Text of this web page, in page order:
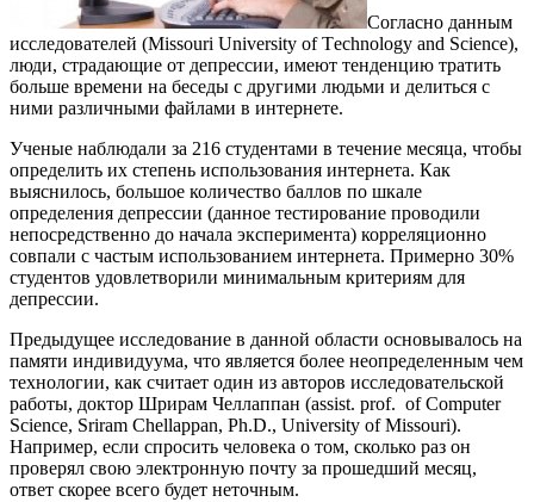
Согласно данным
исследователей (Missouri University of Тechnology and Science),
люди, страдающие от депрессии, имеют тенденцию тратить
больше времени на беседы с другими людьми и делиться с
ними различными файлами в интернете.
Ученые наблюдали за 216 студентами в течение месяца, чтобы
определить их степень использования интернета. Как
выяснилось, большое количество баллов по шкале
определения депрессии (данное тестирование проводили
непосредственно до начала эксперимента) корреляционно
совпали с частым использованием интернета. Примерно 30%
студентов удовлетворили минимальным критериям для
депрессии.
Предыдущее исследование в данной области основывалось на
памяти индивидуума, что является более неопределенным чем
технологии, как считает один из авторов исследовательской
работы, доктор Шрирам Челлаппан (assist. prof. of Computer
Science, Sriram Chellappan, Ph.D., University of Missouri).
Например, если спросить человека о том, сколько раз он
проверял свою электронную почту за прошедший месяц,
ответ скорее всего будет неточным.